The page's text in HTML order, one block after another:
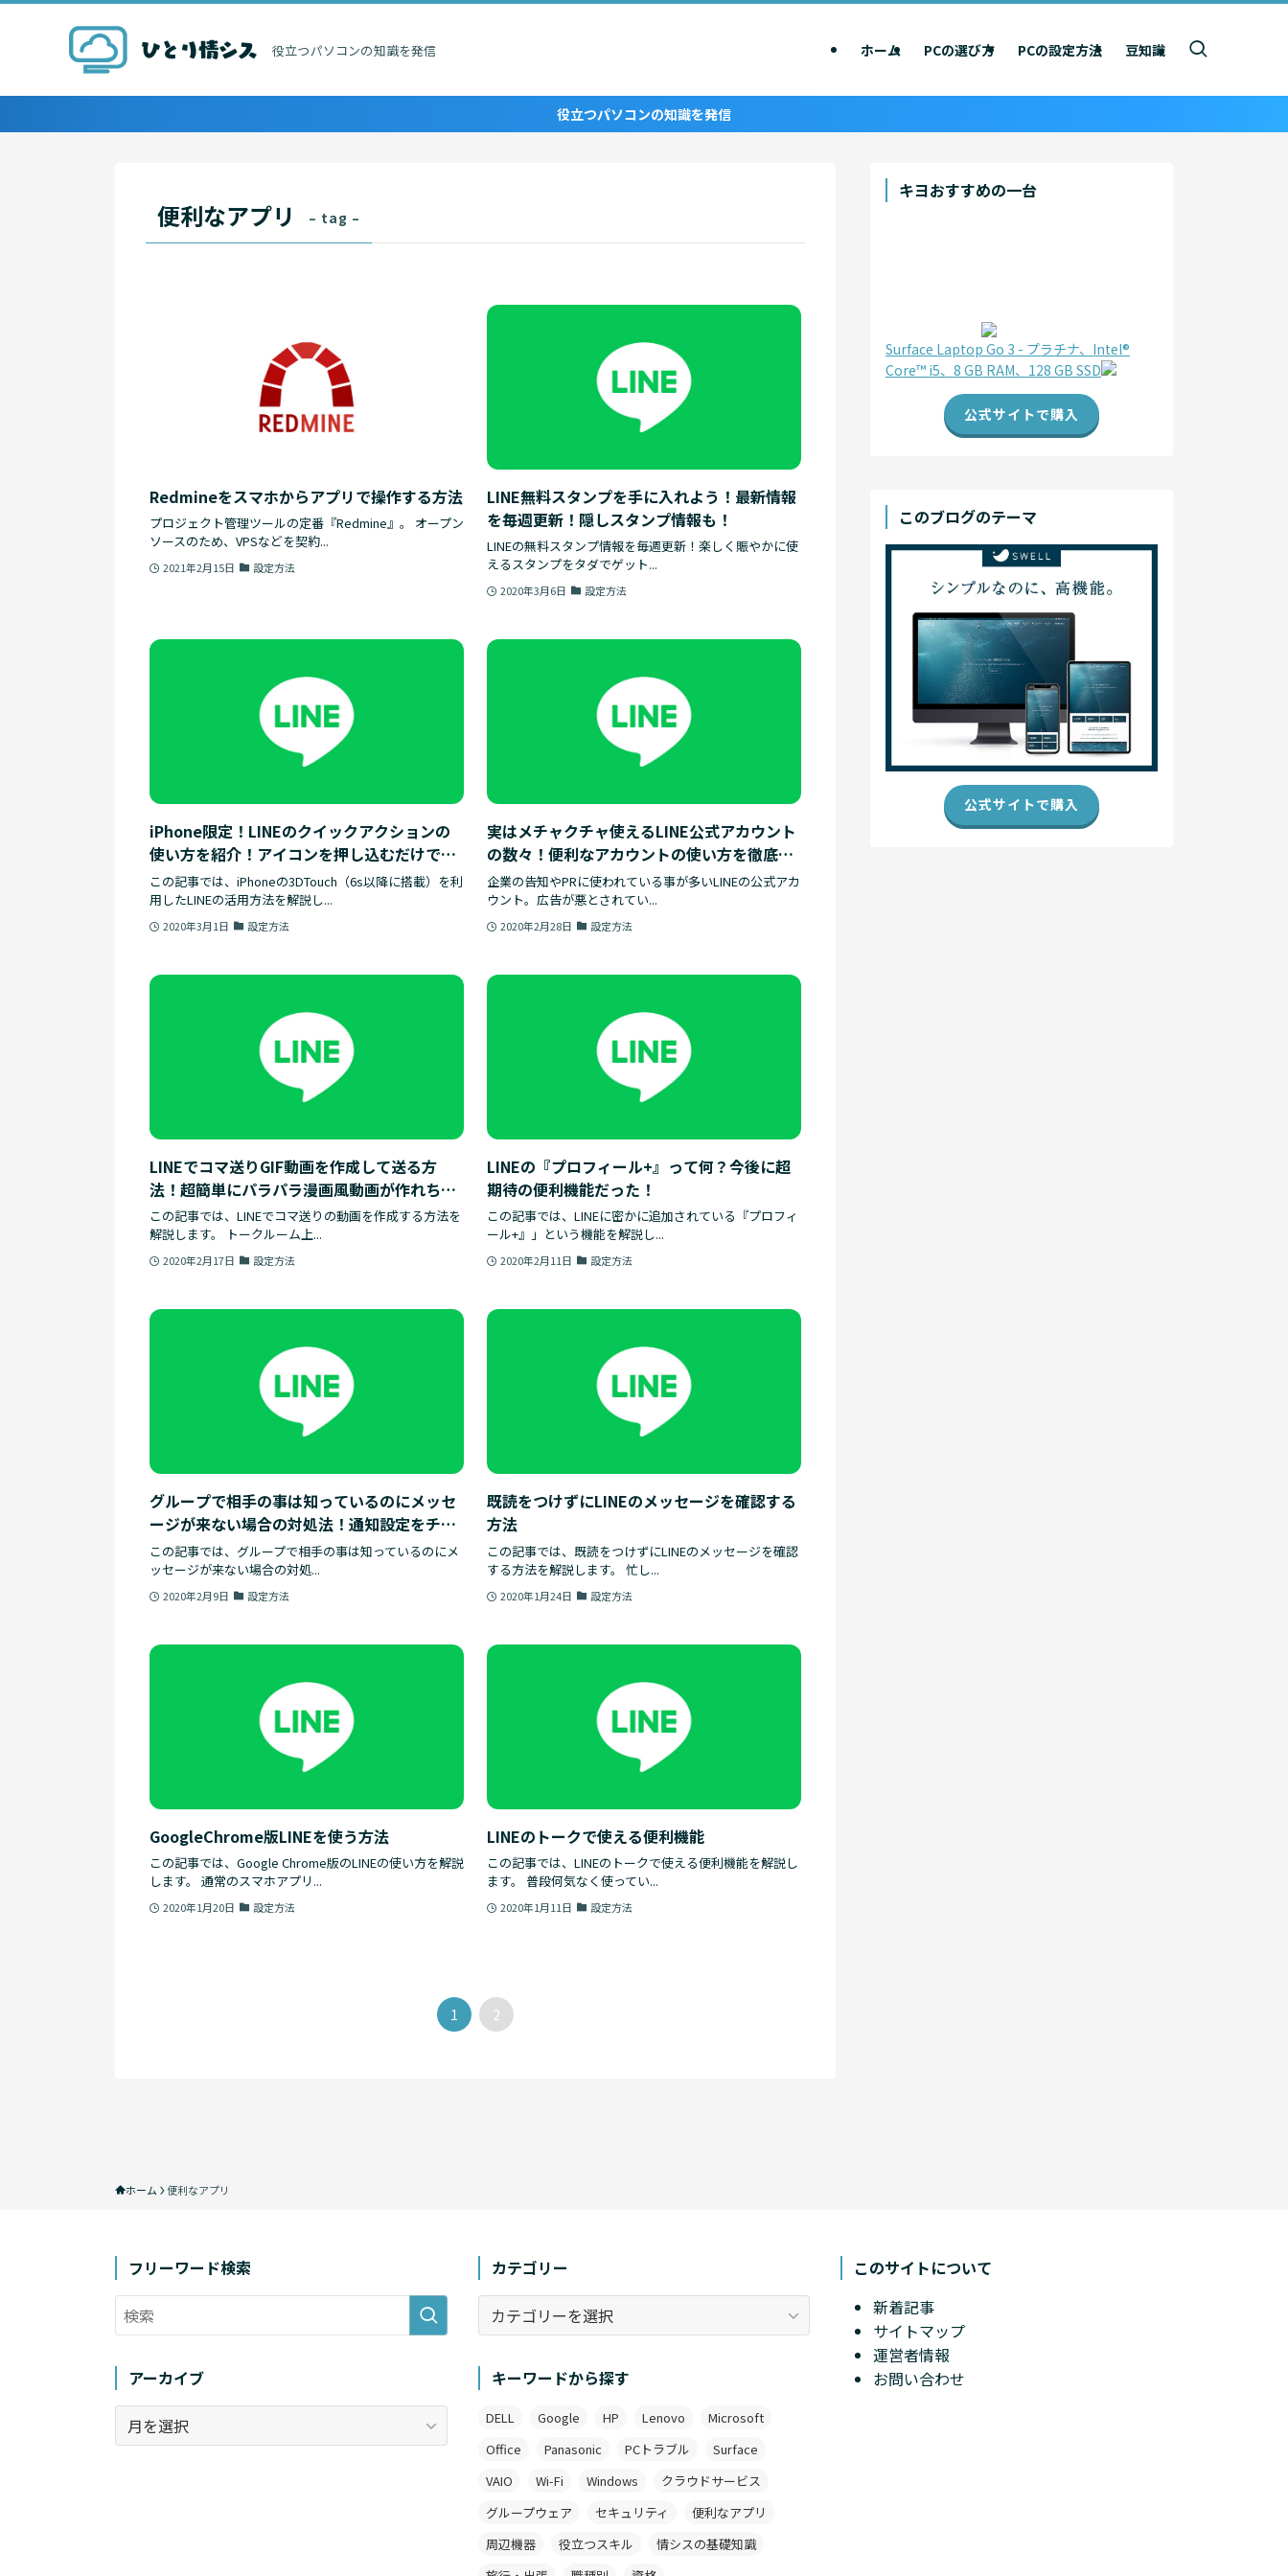
役立つパソコンの知識を発信 ホーム PCの選び方 PCの設定方法 豆知識
役立つパソコンの知識を発信
便利なアプリ – tag –
Redmineをスマホからアプリで操作する方法
プロジェクト管理ツールの定番『Redmine』。 オープン
ソースのため、VPSなどを契約...
2021年2月15日 設定方法
LINE無料スタンプを手に入れよう！最新情報
を毎週更新！隠しスタンプ情報も！
LINEの無料スタンプ情報を毎週更新！楽しく賑やかに使
えるスタンプをタダでゲット...
2020年3月6日 設定方法
iPhone限定！LINEのクイックアクションの
使い方を紹介！アイコンを押し込むだけで特
定ツールが起動！
この記事では、iPhoneの3DTouch（6s以降に搭載）を利
用したLINEの活用方法を解説し...
2020年3月1日 設定方法
実はメチャクチャ使えるLINE公式アカウント
の数々！便利なアカウントの使い方を徹底解
説！
企業の告知やPRに使われている事が多いLINEの公式アカ
ウント。広告が悪とされてい...
2020年2月28日 設定方法
LINEでコマ送りGIF動画を作成して送る方
法！超簡単にパラパラ漫画風動画が作れちゃ
う！
この記事では、LINEでコマ送りの動画を作成する方法を
解説します。 トークルーム上...
2020年2月17日 設定方法
LINEの『プロフィール+』って何？今後に超
期待の便利機能だった！
この記事では、LINEに密かに追加されている『プロフィ
ール+』」という機能を解説し...
2020年2月11日 設定方法
グループで相手の事は知っているのにメッセ
ージが来ない場合の対処法！通知設定をチェ
ックしよう！
この記事では、グループで相手の事は知っているのにメ
ッセージが来ない場合の対処...
2020年2月9日 設定方法
既読をつけずにLINEのメッセージを確認する
方法
この記事では、既読をつけずにLINEのメッセージを確認
する方法を解説します。 忙し...
2020年1月24日 設定方法
GoogleChrome版LINEを使う方法
この記事では、Google Chrome版のLINEの使い方を解説
します。 通常のスマホアプリ...
2020年1月20日 設定方法
LINEのトークで使える便利機能
この記事では、LINEのトークで使える便利機能を解説し
ます。 普段何気なく使ってい...
2020年1月11日 設定方法
1 2
キヨおすすめの一台
Surface Laptop Go 3 - プラチナ、Intel®
Core™ i5、8 GB RAM、128 GB SSD
公式サイトで購入
このブログのテーマ
公式サイトで購入
ホーム 便利なアプリ
フリーワード検索
アーカイブ
ー
カテゴリー
テ
キーワードから探す
DELL Google HP Lenovo
Microsoft
Office
Panasonic PCトラブル
Surface
VAIO
Wi-Fi Windows
クラウドサービス
グループウェア
セキュリティ
便利なアプリ
周辺機器
役立つスキル
情シスの基礎知識
このサイトについて
新着記事
サイトマップ
運営者情報
お問い合わせ